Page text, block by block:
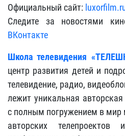
Официальный сайт:
Следите за новостями
ВКонтакте
Школа телевидения
центр развития детей и
телевидение, радио,
лежит уникальная
с полным погружением в мир
авторских телепроектов